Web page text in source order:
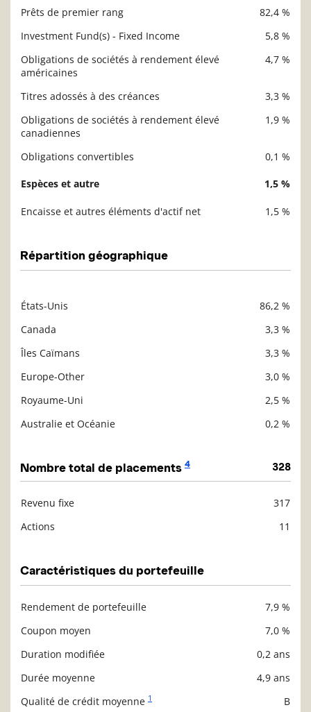
Prêts de premier rang
82,4 %
Investment Fund(s) - Fixed Income
5,8 %
Obligations de sociétés à rendement élevé
américaines
4,7 %
Titres adossés à des créances
3,3 %
Obligations de sociétés à rendement élevé
canadiennes
1,9 %
Obligations convertibles 0,1 %
Espèces et autre 1,5 %
Encaisse et autres éléments d'actif net 1,5 %
Répartition géographique
États-Unis
86,2 %
Canada
3,3 %
Îles Caïmans
3,3 %
Europe-Other
3,0 %
Royaume-Uni
2,5 %
Australie et Océanie
0,2 %
Nombre total de placements 4 328
Revenu fixe
317
Actions
11
Caractéristiques du portefeuille
Rendement de portefeuille
7,9 %
Coupon moyen
7,0 %
Duration modifiée
0,2 ans
Durée moyenne
4,9 ans
Qualité de crédit moyenne 1 B